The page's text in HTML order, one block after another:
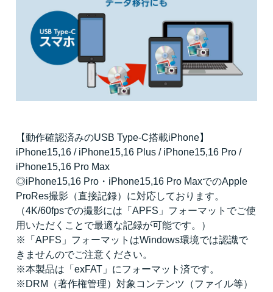
【動作確認済みのUSB Type-C搭載iPhone】
iPhone15,16 / iPhone15,16 Plus / iPhone15,16 Pro /
iPhone15,16 Pro Max
◎iPhone15,16 Pro・iPhone15,16 Pro MaxでのApple
ProRes撮影（直接記録）に対応しております。
（4K/60fpsでの撮影には「APFS」フォーマットでご使
用いただくことで最適な記録が可能です。）
※「APFS」フォーマットはWindows環境では認識で
きませんのでご注意ください。
※本製品は「exFAT」にフォーマット済です。
※DRM（著作権管理）対象コンテンツ（ファイル等）